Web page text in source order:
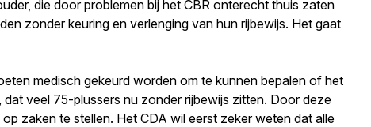
die door problemen bij het CBR onterecht thuis zaten
zonder keuring en verlenging van hun rijbewijs. Het gaat
medisch gekeurd worden om te kunnen bepalen of het
veel 75-plussers nu zonder rijbewijs zitten. Door deze
zaken te stellen. Het CDA wil eerst zeker weten dat alle